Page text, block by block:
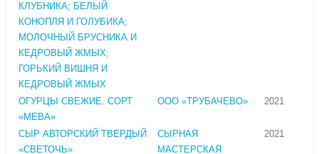
КЛУБНИКА; БЕЛЫЙ
КОНОПЛЯ И ГОЛУБИКА;
МОЛОЧНЫЙ БРУСНИКА И
КЕДРОВЫЙ ЖМЫХ;
ГОРЬКИЙ ВИШНЯ И
КЕДРОВЫЙ ЖМЫХ
ОГУРЦЫ СВЕЖИЕ. СОРТ
«МЕВА»
ООО «ТРУБАЧЕВО» 2021
СЫР АВТОРСКИЙ ТВЕРДЫЙ
«СВЕТОЧЬ»
СЫРНАЯ
МАСТЕРСКАЯ
2021